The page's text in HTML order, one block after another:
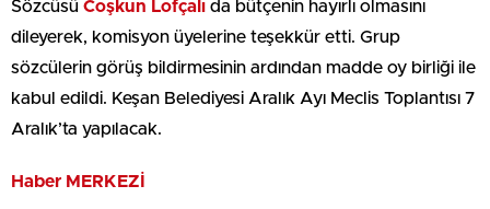
Sözcüsü Coşkun Lofçalı da bütçenin hayırlı olmasını
dileyerek, komisyon üyelerine teşekkür etti. Grup
sözcülerin görüş bildirmesinin ardından madde oy birliği ile
kabul edildi. Keşan Belediyesi Aralık Ayı Meclis Toplantısı 7
Aralık’ta yapılacak.
Haber MERKEZİ